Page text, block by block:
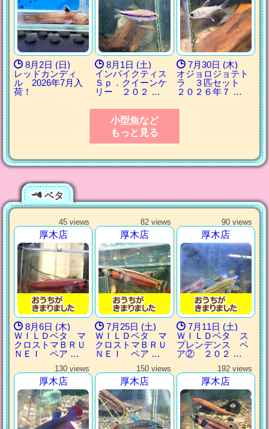
8月2日 (日)
レッドカンディ
ル 2026年7月入
荷！
8月1日 (土)
インパイクティス
Ｓｐ．クイーンケ
リー ２０２ …
7月30日 (木)
オジョロジョテト
ラ ３匹セット
２０２６年７ …
小型魚など
もっと見る
ベタ
45 views
厚木店
8月6日 (木)
ＷＩＬＤベタ マ
クロストマＢＲＵ
ＮＥＩ ペア …
82 views
厚木店
7月25日 (土)
ＷＩＬＤベタ マ
クロストマＢＲＵ
ＮＥＩ ペア …
90 views
厚木店
7月11日 (土)
ＷＩＬＤベタ ス
プレンデンス ペ
ア② ２０２ …
130 views
厚木店
150 views
厚木店
192 views
厚木店